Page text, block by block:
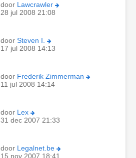
door Lawcrawler
28 jul 2008 21:08
door Steven I.
17 jul 2008 14:13
door Frederik Zimmerman
11 jul 2008 14:14
door Lex
31 dec 2007 21:33
door Legalnet.be
15 nov 2007 18:41